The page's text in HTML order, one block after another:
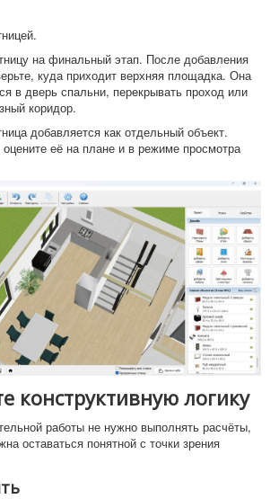
на финальный этап. После добавления
куда приходит верхняя площадка. Она
в дверь спальни, перекрывать проход или
коридор.
добавляется как отдельный объект.
её на плане и в режиме просмотра
конструктивную логику
работы не нужно выполнять расчёты,
оставаться понятной с точки зрения